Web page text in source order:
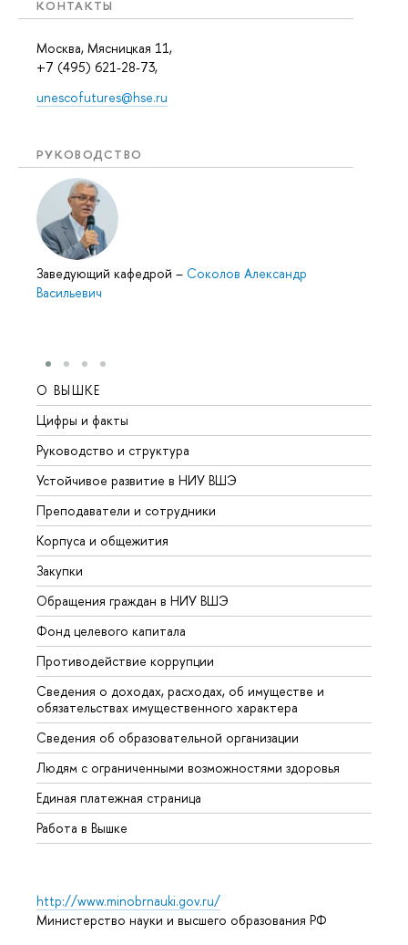
КОНТАКТЫ
Москва, Мясницкая 11,
+7 (495) 621-28-73,
unescofutures@hse.ru
РУКОВОДСТВО
Заведующий кафедрой – Соколов Александр
Васильевич
О ВЫШКЕ
Цифры и факты
Руководство и структура
Устойчивое развитие в НИУ ВШЭ
Преподаватели и сотрудники
Корпуса и общежития
Закупки
Обращения граждан в НИУ ВШЭ
Фонд целевого капитала
Противодействие коррупции
Сведения о доходах, расходах, об имуществе и
обязательствах имущественного характера
Сведения об образовательной организации
Людям с ограниченными возможностями здоровья
Единая платежная страница
Работа в Вышке
http://www.minobrnauki.gov.ru/
Министерство науки и высшего образования РФ